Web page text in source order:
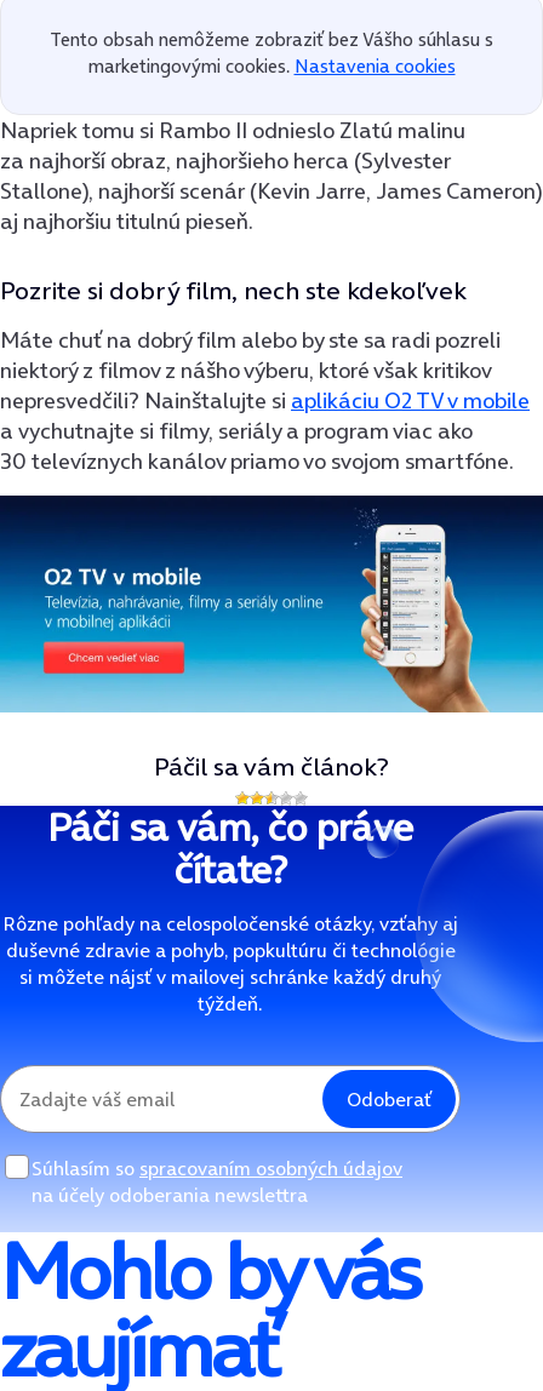
Tento obsah nemôžeme zobraziť bez Vášho súhlasu s
marketingovými cookies. Nastavenia cookies
Napriek tomu si Rambo II odnieslo Zlatú malinu
za najhorší obraz, najhoršieho herca (Sylvester
Stallone), najhorší scenár (Kevin Jarre, James Cameron)
aj najhoršiu titulnú pieseň.
Pozrite si dobrý film, nech ste kdekoľvek
Máte chuť na dobrý film alebo by ste sa radi pozreli
niektorý z filmov z nášho výberu, ktoré však kritikov
nepresvedčili? Nainštalujte si aplikáciu O2 TV v mobile
a vychutnajte si filmy, seriály a program viac ako
30 televíznych kanálov priamo vo svojom smartfóne.
Páčil sa vám článok?
Páči sa vám, čo práve
čítate?
Rôzne pohľady na celospoločenské otázky, vzťahy aj
duševné zdravie a pohyb, popkultúru či technológie
si môžete nájsť v mailovej schránke každý druhý
týždeň.
Odoberať
Súhlasím so spracovaním osobných údajov
na účely odoberania newslettra
Mohlo by vás
zaujímať